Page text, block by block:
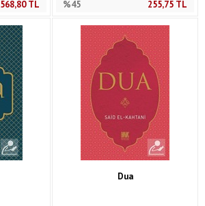
568,80TL %45 255,75 TL
Dua